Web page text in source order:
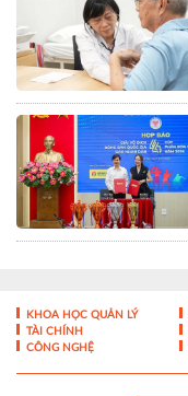
KHOA HỌC QUẢN LÝ
TÀI CHÍNH
CÔNG NGHỆ